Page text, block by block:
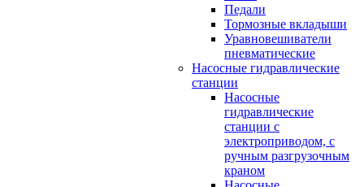
Педали
Тормозные вкладыши
Уравновешиватели
пневматические
Насосные гидравлические
станции
Насосные
гидравлические
станции с
электроприводом, с
ручным разгрузочным
краном